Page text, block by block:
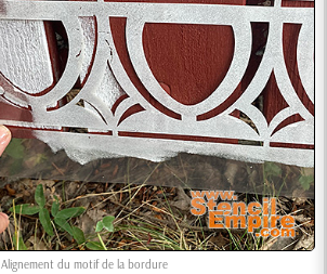
Alignement du motif de la bordure